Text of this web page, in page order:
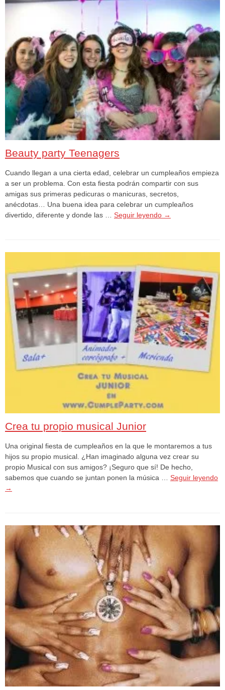
Beauty party Teenagers
Cuando llegan a una cierta edad, celebrar un cumpleaños empieza
a ser un problema. Con esta fiesta podrán compartir con sus
amigas sus primeras pedicuras o manicuras, secretos,
anécdotas… Una buena idea para celebrar un cumpleaños
divertido, diferente y donde las … Seguir leyendo →
Crea tu propio musical Junior
Una original fiesta de cumpleaños en la que le montaremos a tus
hijos su propio musical. ¿Han imaginado alguna vez crear su
propio Musical con sus amigos? ¡Seguro que sí! De hecho,
sabemos que cuando se juntan ponen la música … Seguir leyendo
→